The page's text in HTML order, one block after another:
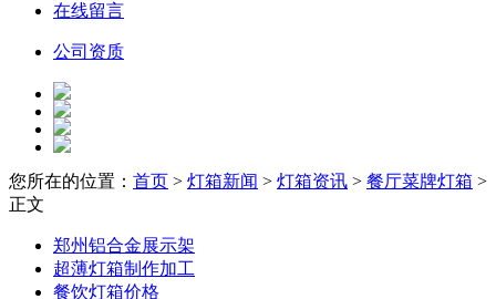
在线留言
公司资质
您所在的位置： 首页 > 灯箱新闻 > 灯箱资讯 > 餐厅菜牌灯箱 >
正文
郑州铝合金展示架
超薄灯箱制作加工
餐饮灯箱价格